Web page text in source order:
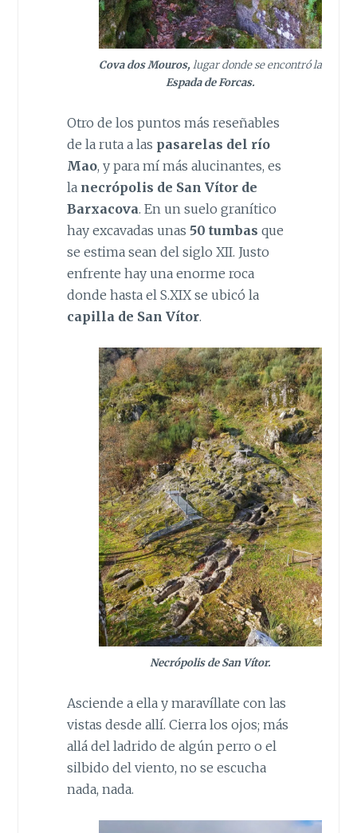
Cova dos Mouros, lugar donde se encontró la
Espada de Forcas.
Otro de los puntos más reseñables
de la ruta a las pasarelas del río
Mao, y para mí más alucinantes, es
la necrópolis de San Vítor de
Barxacova. En un suelo granítico
hay excavadas unas 50 tumbas que
se estima sean del siglo XII. Justo
enfrente hay una enorme roca
donde hasta el S.XIX se ubicó la
capilla de San Vítor.
Necrópolis de San Vítor.
Asciende a ella y maravíllate con las
vistas desde allí. Cierra los ojos; más
allá del ladrido de algún perro o el
silbido del viento, no se escucha
nada, nada.